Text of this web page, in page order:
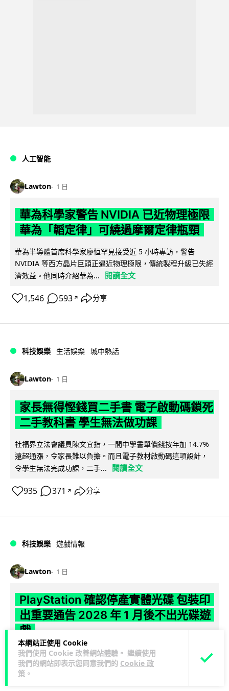
本網站正使用 Cookie
我們使用 Cookie 改善網站體驗。 繼續使用
我們的網站即表示您同意我們的 Cookie 政
策 。
人工智能
Lawton 1 日
華為科學家警告 NVIDIA 已近物理極限
華為「韜定律」可繞過摩爾定律瓶頸
華為半導體首席科學家廖恒罕見接受近 5 小時專訪，警告
NVIDIA 等西方晶片巨頭正逼近物理極限，傳統製程升級已失經
濟效益。他同時介紹華為...
閱讀全文
1,546 593 ↗ 分享
科技娛樂 生活娛樂 城中熱話
Lawton 1 日
家長無得慳錢買二手書 電子啟動碼鎖死
二手教科書 學生無法做功課
社福界立法會議員陳文宜指，一間中學書單價錢按年加 14.7%
遠超通漲，令家長難以負擔。而且電子教材啟動碼這項設計，
令學生無法完成功課，二手...
閱讀全文
935 371 ↗ 分享
科技娛樂 遊戲情報
Lawton 1 日
PlayStation 確認停產實體光碟 包裝印
出重要通告 2028 年 1 月後不出光碟遊
戲
Sony 已在 PS5 主機包裝加貼提示貼紙，重申官方 7 月已公布
計劃：2028 年 1 月起停產新遊戲實體光碟。分析師預期 PS6
因此...